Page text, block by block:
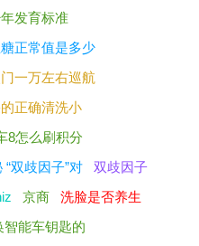
发育标准
正常值是多少
一万左右巡航
正确清洗小
8怎么刷积分
“双歧因子”对
双歧因子
京商
洗脸是否养生
智能车钥匙的